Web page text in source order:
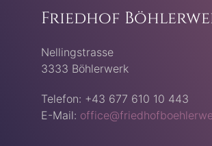
Friedhof
Nellingstrasse
3333 Böhlerwerk
Telefon: +43 677 610 10 443
E-Mail: